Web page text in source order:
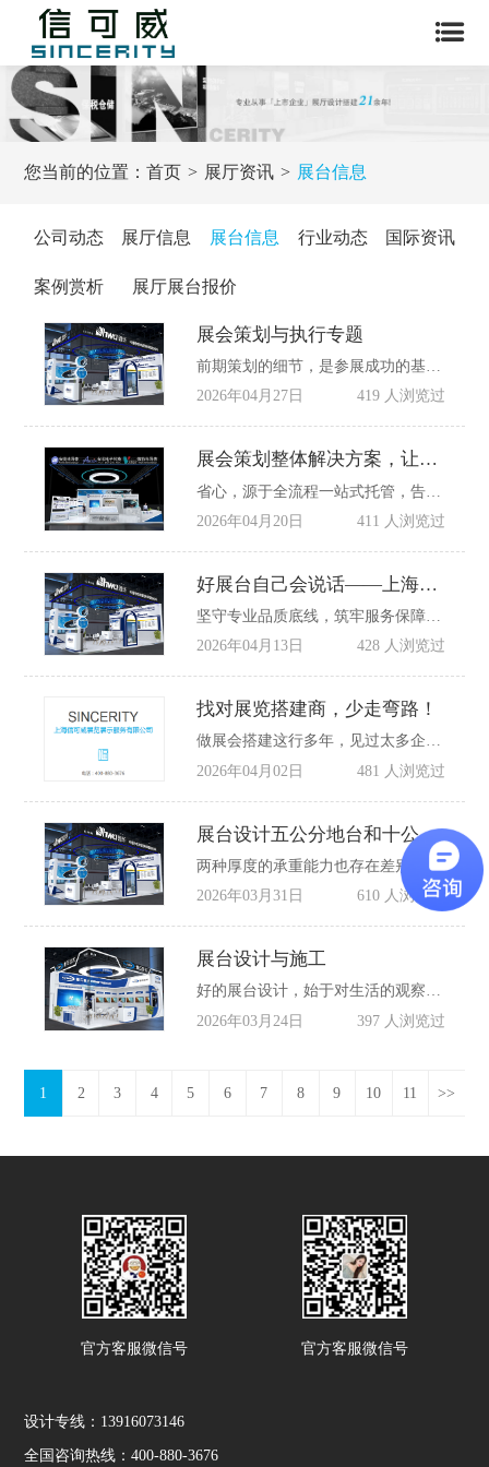
您当前的位置：首页 展厅资讯 展台信息
公司动态 展厅信息 展台信息 行业动态 国际资讯
案例赏析 展厅展台报价
展会策划与执行专题
2026年04月27日
419 人浏览过
展会策划整体解决方案，让参展省心、省力更省钱
2026年04月20日
411 人浏览过
好展台自己会说话——上海信可威展览专业搭建策划方案
2026年04月13日
428 人浏览过
找对展览搭建商，少走弯路！
做展会搭建这行多年，见过太多企业踩坑。要么设计图惊艳，落地后质感打折、细节拉胯；要么报价诱人，现场疯狂增项，预算直接翻倍；更有甚者，工期延误、现场杂乱，参展不仅没效果，还坏了心情。
2026年04月02日
481 人浏览过
展台设计五公分地台和十公分的区别？
两种厚度的承重能力也存在差别。其实作为小编从事那么多年的展览设计经验来说，预算充足的情况下建议10公分地台
2026年03月31日
610 人浏览过
展台设计与施工
好的展台设计，始于对生活的观察，而非天马行空的空想。很多人误以为展台设计要追求“眼前一亮”，却忽略了观众逛展的核心需求——舒适、好懂、能互动。就像家居展上，有的展台没有复杂的装饰，只是还原了10㎡出租屋的真实场景，折叠沙发、贴满便签的书桌、窗台的多肉，每一处都贴合年轻人的租房生活，反而比华丽的展架更能引发共鸣。
2026年03月24日
397 人浏览过
1 2 3 4 5 6 7 8 9 10 11 >>
官方客服微信号 官方客服微信号
设计专线：13916073146
全国咨询热线：400-880-3676